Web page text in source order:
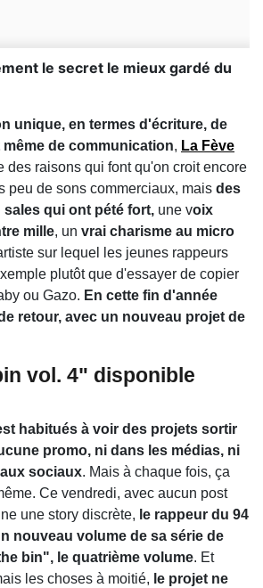
le secret le mieux gardé du
unique, en termes d'écriture, de
de communication, La Fève
des raisons qui font qu'on croit encore
peu de sons commerciaux, mais des
qui ont pété fort, une voix
mille, un vrai charisme au micro
sur lequel les jeunes rappeurs
plutôt que d'essayer de copier
ou Gazo. En cette fin d'année
retour, avec un nouveau projet de
vol. 4" disponible
habitués à voir des projets sortir
promo, ni dans les médias, ni
sociaux. Mais à chaque fois, ça
Ce vendredi, avec aucun post
une story discrète, le rappeur du 94
nouveau volume de sa série de
bin", le quatrième volume. Et
les choses à moitié, le projet ne